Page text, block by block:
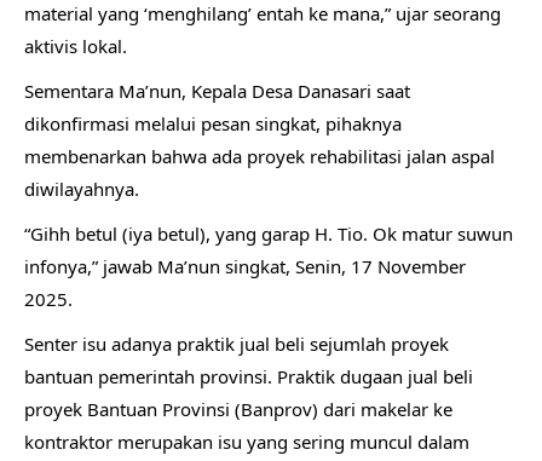
material yang ‘menghilang’ entah ke mana,” ujar seorang
aktivis lokal.
Sementara Ma’nun, Kepala Desa Danasari saat
dikonfirmasi melalui pesan singkat, pihaknya
membenarkan bahwa ada proyek rehabilitasi jalan aspal
diwilayahnya.
“Gihh betul (iya betul), yang garap H. Tio. Ok matur suwun
infonya,” jawab Ma’nun singkat, Senin, 17 November
2025.
Senter isu adanya praktik jual beli sejumlah proyek
bantuan pemerintah provinsi. Praktik dugaan jual beli
proyek Bantuan Provinsi (Banprov) dari makelar ke
kontraktor merupakan isu yang sering muncul dalam